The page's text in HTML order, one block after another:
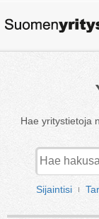
Hae yritystietoja
Sijaintisi